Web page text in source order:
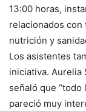
13:00 horas,
relacionados con
nutrición y
Los asistentes
iniciativa. Aurelia
señaló que
pareció muy